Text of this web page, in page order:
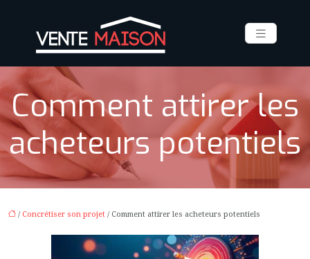
Comment attirer les
acheteurs potentiels
/ Concrétiser son projet / Comment attirer les acheteurs potentiels